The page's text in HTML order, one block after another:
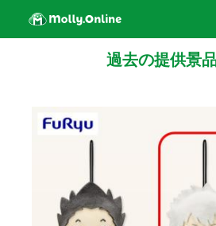
過去の提供景